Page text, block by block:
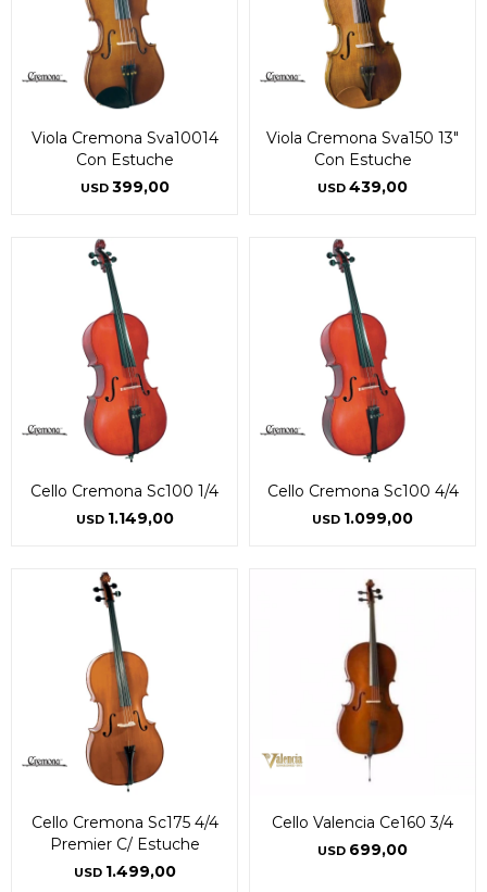
Viola Cremona Sva10014
Con Estuche
USD 399,00
Viola Cremona Sva150 13"
Con Estuche
USD 439,00
Cello Cremona Sc100 1/4
USD 1.149,00
Cello Cremona Sc100 4/4
USD 1.099,00
Cello Cremona Sc175 4/4
Premier C/ Estuche
USD 1.499,00
Cello Valencia Ce160 3/4
USD 699,00